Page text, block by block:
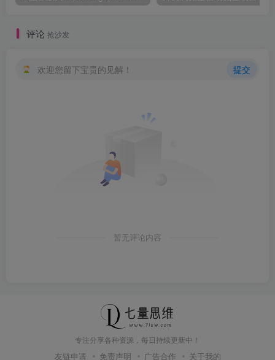
评论 抢沙发
欢迎您留下宝贵的见解！ 提交
暂无评论内容
专注分享各种资源，每日持续更新中！
友链申请 免责声明 广告合作 关于我的